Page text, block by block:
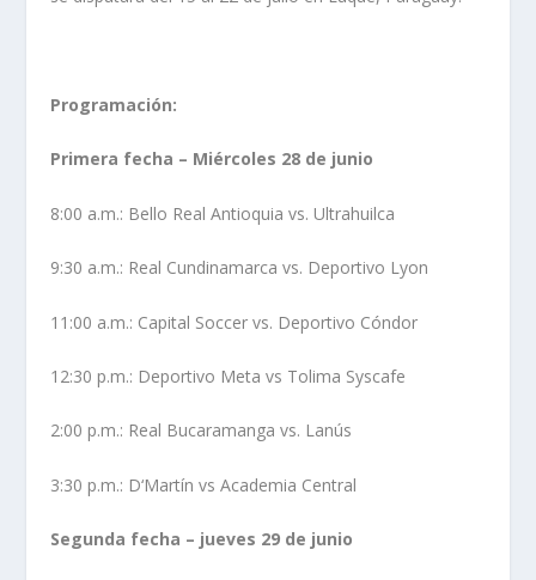
Programación:
Primera fecha – Miércoles 28 de junio
8:00 a.m.: Bello Real Antioquia ​vs. Ultrahuilca
9:30 a.m.: Real Cundinamarca ​vs. Deportivo Lyon
11:00 a.m.: Capital Soccer ​vs. Deportivo Cóndor
12:30 p.m.: Deportivo Meta ​vs Tolima Syscafe
2:00 p.m.: Real Bucaramanga ​vs. Lanús
3:30 p.m.: D‘Martín ​vs Academia Central
Segunda fecha – jueves 29 de junio